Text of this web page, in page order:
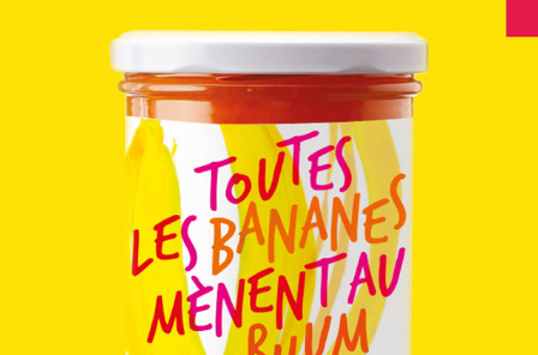
BRANDBOOK - CONFITURES
2023